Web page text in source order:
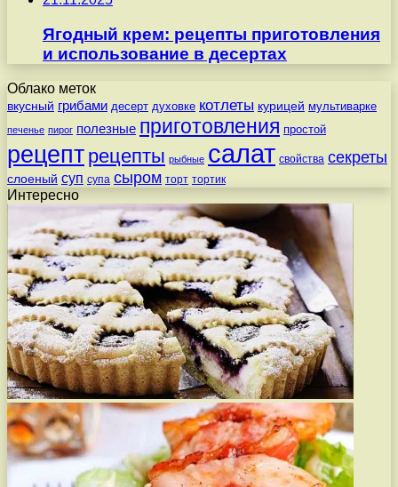
Ягодный крем: рецепты приготовления
и использование в десертах
Облако меток
вкусный грибами десерт духовке котлеты курицей мультиварке
печенье пирог полезные приготовления простой
рецепт рецепты рыбные салат свойства секреты
слоеный суп супа сыром торт тортик
Интересно